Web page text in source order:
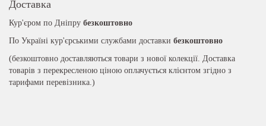
Доставка
Кур'єром по Дніпру безкоштовно
По Україні кур'єрськими службами доставки безкоштовно
(безкоштовно доставляються товари з нової колекції. Доставка
товарів з перекресленою ціною оплачується клієнтом згідно з
тарифами перевізника.)